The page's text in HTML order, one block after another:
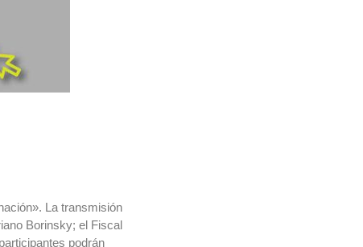
La transmisión
Borinsky; el Fiscal
podrán